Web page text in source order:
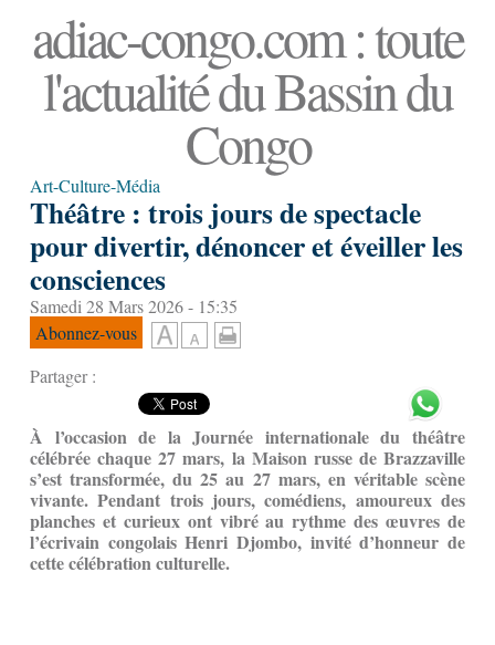
adiac-congo.com : toute
l'actualité du Bassin du
Congo
Art-Culture-Média
Théâtre : trois jours de spectacle
pour divertir, dénoncer et éveiller les
consciences
Samedi 28 Mars 2026 - 15:35
Abonnez-vous
Partager :
À l’occasion de la Journée internationale du théâtre
célébrée chaque 27 mars, la Maison russe de Brazzaville
s’est transformée, du 25 au 27 mars, en véritable scène
vivante. Pendant trois jours, comédiens, amoureux des
planches et curieux ont vibré au rythme des œuvres de
l’écrivain congolais Henri Djombo, invité d’honneur de
cette célébration culturelle.